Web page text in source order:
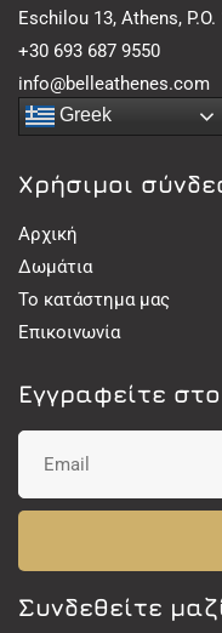
Eschilou 13, Athens, P.O.
+30 693 687 9550
info@belleathenes.com
Greek
Χρήσιμοι
Αρχική
Δωμάτια
Το κατάστημα μας
Επικοινωνία
Εγγραφείτε
Συνδεθείτε